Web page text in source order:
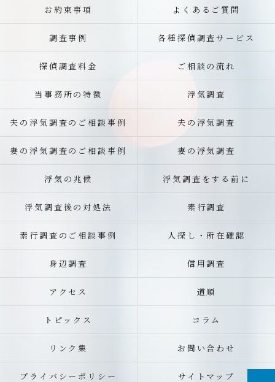
お約束事項 よくあるご質問
調査事例 各種探偵調査サービス
探偵調査料金 ご相談の流れ
当事務所の特徴 浮気調査
夫の浮気調査のご相談事例 夫の浮気調査
妻の浮気調査のご相談事例 妻の浮気調査
浮気の兆候 浮気調査をする前に
浮気調査後の対処法 素行調査
素行調査のご相談事例 人探し・所在確認
身辺調査 信用調査
アクセス 道順
トピックス コラム
リンク集 お問い合わせ
プライバシーポリシー サイトマップ